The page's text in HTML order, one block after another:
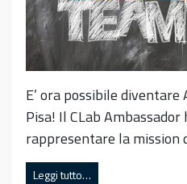
E’ ora possibile diventare
Pisa! Il CLab
rappresentare la
Leggi tutto…